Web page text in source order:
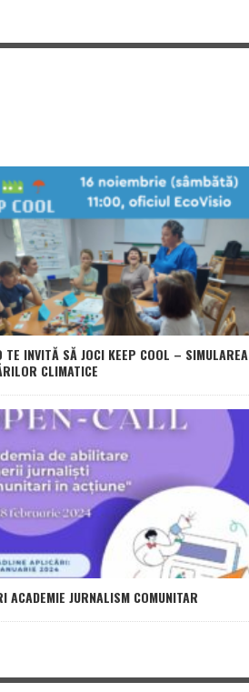
TE INVITĂ SĂ JOCI KEEP COOL – SIMULAREA
CLIMATICE
ACADEMIE JURNALISM COMUNITAR